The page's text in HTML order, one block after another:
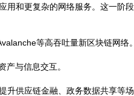
和更复杂的网络服务。这一阶段
等高吞吐量新区块链网络。
产与信息交互。
供应链金融、政务数据共享等场